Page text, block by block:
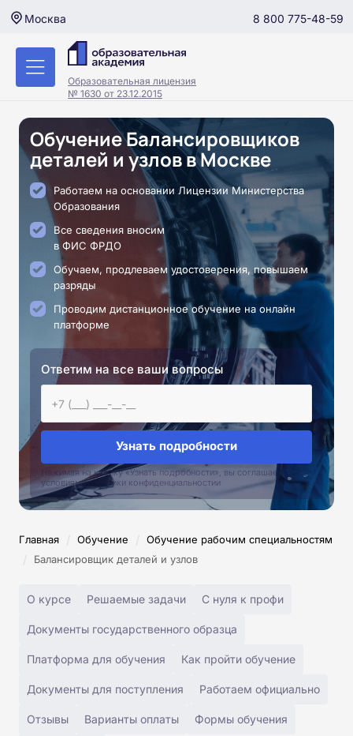
Москва 8 800 775-48-59
Образовательная лицензия
№ 1630 от 23.12.2015
Обучение Балансировщиков
деталей и узлов в Москве
Работаем на основании Лицензии Министерства
Образования
Все сведения вносим
в ФИС ФРДО
Обучаем, продлеваем удостоверения, повышаем
разряды
Проводим дистанционное обучение на онлайн
платформе
Ответим на все ваши вопросы
Узнать подробности
Нажимая на кнопку «Узнать подробности», вы соглашаетесь с
условиями политики конфиденциальностии
Главная / Обучение / Обучение рабочим специальностям
/ Балансировщик деталей и узлов
О курсе Решаемые задачи С нуля к профи
Документы государственного образца
Платформа для обучения Как пройти обучение
Документы для поступления Работаем официально
Отзывы Варианты оплаты Формы обучения